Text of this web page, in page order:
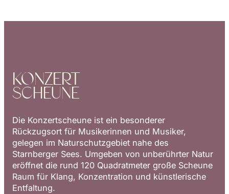
KONZERT
SCHEUNE
Die Konzertscheune ist ein besonderer
Rückzugsort für Musikerinnen und Musiker,
gelegen im Naturschutzgebiet nahe des
Starnberger Sees. Umgeben von unberührter Natur
eröffnet die rund 120 Quadratmeter große Scheune
Raum für Klang, Konzentration und künstlerische
Entfaltung.